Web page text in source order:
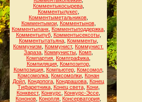
Комментыкосырева,
Комментылукес
Комментыметальников
Комментымои, Комментынов,
Комментыпанк Комментыподдержка
Комментыпуб, Комментысексоты,
Комментытатьяна, Коммменты,
Коммунизм
Коммунист, Коммунист.
Зараза Коммунисты Комп
Компартия Компграфика
Компиляция, Композитор,
Композиция, Компьютер, Комсомол,
Комсомолка Комсомолки Конан
Дойл Кондопога Кондрашова Конец
Тифаретника, Конец света, Кони,
Конквест, Конкурс Конкурс-Эссе
Кононов Конопля Консерватория